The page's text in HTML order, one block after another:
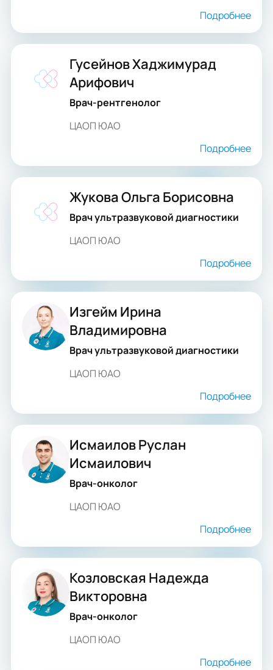
Подробнее
Гусейнов Хаджимурад
Арифович
Врач-рентгенолог
ЦАОП ЮАО
Подробнее
Жукова Ольга Борисовна
Врач ультразвуковой диагностики
ЦАОП ЮАО
Подробнее
Изгейм Ирина
Владимировна
Врач ультразвуковой диагностики
ЦАОП ЮАО
Подробнее
Исмаилов Руслан
Исмаилович
Врач-онколог
ЦАОП ЮАО
Подробнее
Козловская Надежда
Викторовна
Врач-онколог
ЦАОП ЮАО
Подробнее